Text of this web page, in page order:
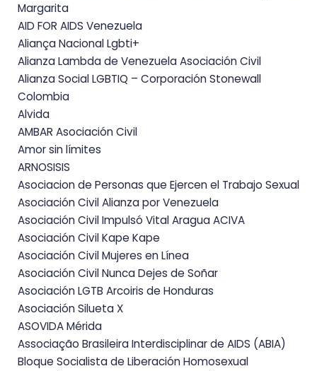
Margarita
AID FOR AIDS Venezuela
Aliança Nacional Lgbti+
Alianza Lambda de Venezuela Asociación Civil
Alianza Social LGBTIQ – Corporación Stonewall
Colombia
Alvida
AMBAR Asociación Civil
Amor sin límites
ARNOSISIS
Asociacion de Personas que Ejercen el Trabajo Sexual
Asociación Civil Alianza por Venezuela
Asociación Civil Impulsó Vital Aragua ACIVA
Asociación Civil Kape Kape
Asociación Civil Mujeres en Línea
Asociación Civil Nunca Dejes de Soñar
Asociación LGTB Arcoiris de Honduras
Asociación Silueta X
ASOVIDA Mérida
Associação Brasileira Interdisciplinar de AIDS (ABIA)
Bloque Socialista de Liberación Homosexual